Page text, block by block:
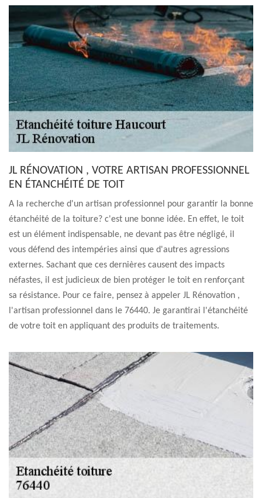
JL RÉNOVATION , VOTRE ARTISAN PROFESSIONNEL
EN ÉTANCHÉITÉ DE TOIT
A la recherche d'un artisan professionnel pour garantir la bonne
étanchéité de la toiture? c'est une bonne idée. En effet, le toit
est un élément indispensable, ne devant pas être négligé, il
vous défend des intempéries ainsi que d'autres agressions
externes. Sachant que ces dernières causent des impacts
néfastes, il est judicieux de bien protéger le toit en renforçant
sa résistance. Pour ce faire, pensez à appeler JL Rénovation ,
l'artisan professionnel dans le 76440. Je garantirai l'étanchéité
de votre toit en appliquant des produits de traitements.